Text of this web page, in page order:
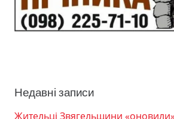
Недавні записи
Жительці Звягельщини